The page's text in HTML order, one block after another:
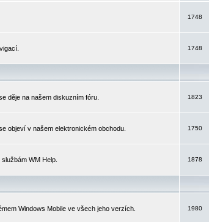
1748
1748
děje na našem diskuzním fóru.
1823
objeví v našem elektronickém obchodu.
1750
WM Help.
1878
Windows Mobile ve všech jeho verzích.
1980